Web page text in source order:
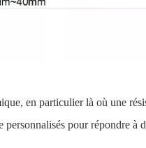
en particulier là où une
pour répondre à